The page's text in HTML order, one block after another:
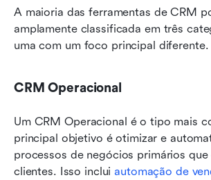
A maioria das ferramentas de CRM
amplamente classificada em três
uma com um foco principal diferente.
CRM Operacional
Um CRM Operacional é o tipo mais
principal objetivo é otimizar e
processos de negócios primários que
clientes. Isso inclui automação de